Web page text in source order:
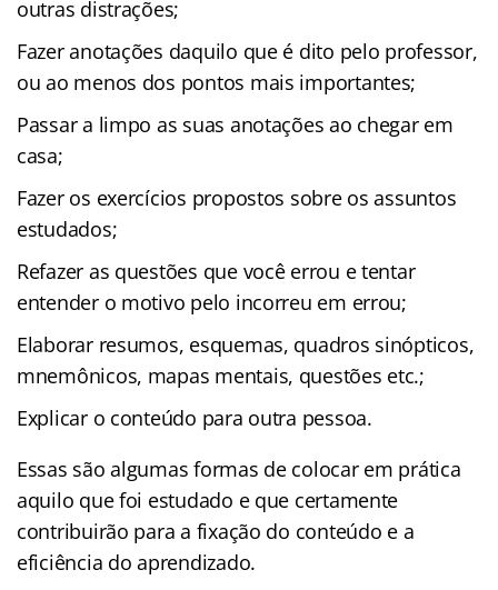
outras distrações;
Fazer anotações daquilo que é dito pelo professor,
ou ao menos dos pontos mais importantes;
Passar a limpo as suas anotações ao chegar em
casa;
Fazer os exercícios propostos sobre os assuntos
estudados;
Refazer as questões que você errou e tentar
entender o motivo pelo incorreu em errou;
Elaborar resumos, esquemas, quadros sinópticos,
mnemônicos, mapas mentais, questões etc.;
Explicar o conteúdo para outra pessoa.
Essas são algumas formas de colocar em prática
aquilo que foi estudado e que certamente
contribuirão para a fixação do conteúdo e a
eficiência do aprendizado.